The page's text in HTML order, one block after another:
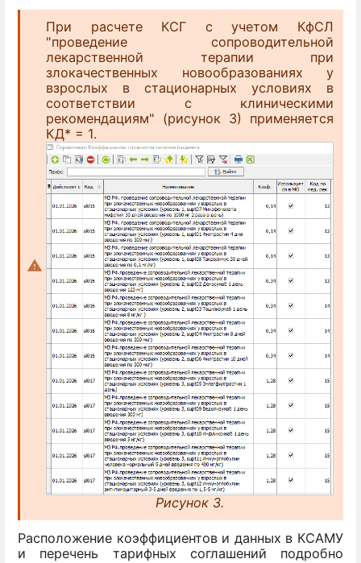
При расчете КСГ с учетом КфСЛ
"проведение сопроводительной
лекарственной терапии при
злокачественных новообразованиях у
взрослых в стационарных условиях в
соответствии с клиническими
рекомендациям" (рисунок 3) применяется
КД* = 1.
Рисунок 3.
Расположение коэффициентов и данных в КСАМУ
и перечень тарифных соглашений подробно